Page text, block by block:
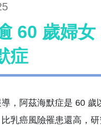
60 歲婦女
症
，阿茲海默症是 60 歲
乳癌風險罹患還高，研